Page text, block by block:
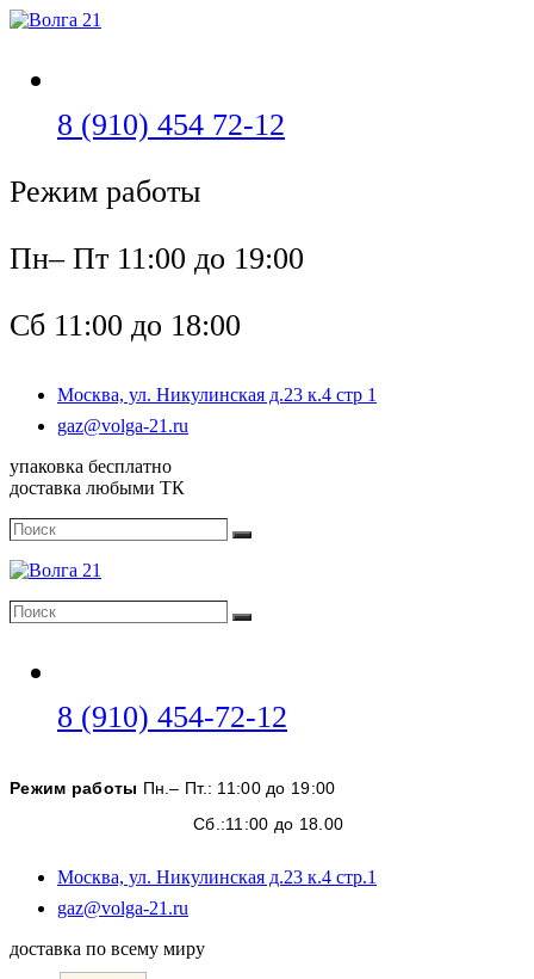
Перейти
8 (910) 454 72-12
Режим работы
Пн– Пт 11:00 до 19:00
Сб 11:00 до 18:00
Москва, ул. Никулинская д.23 к.4 стр 1
gaz@volga-21.ru
упаковка бесплатно
доставка любыми ТК
Поиск
Поиск
Поиск
Поиск
8 (910) 454-72-12
вашем
приложении
Режим работы Пн.– Пт.: 11:00 до 19:00
Сб.:11:00 до 18.00
Москва, ул. Никулинская д.23 к.4 стр.1
gaz@volga-21.ru
вашем
доставка по всему миру